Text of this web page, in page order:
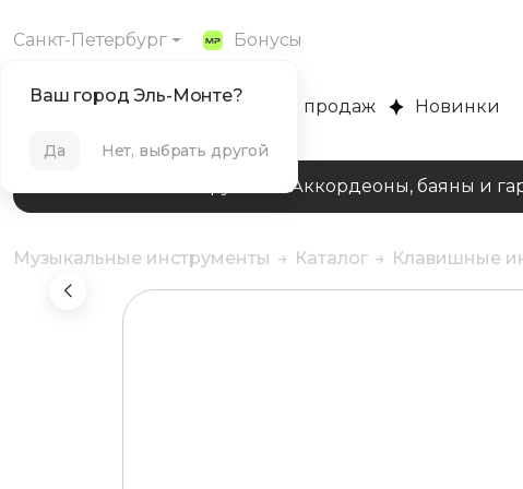
Санкт-Петербург Бонусы
Ваш город Эль-Монте?
Да Нет, выбрать другой
MUZPLANET Хиты продаж Новинки
Клавишные инструментыАккордеоны, баяны и
Музыкальные инструменты Каталог Клавишные